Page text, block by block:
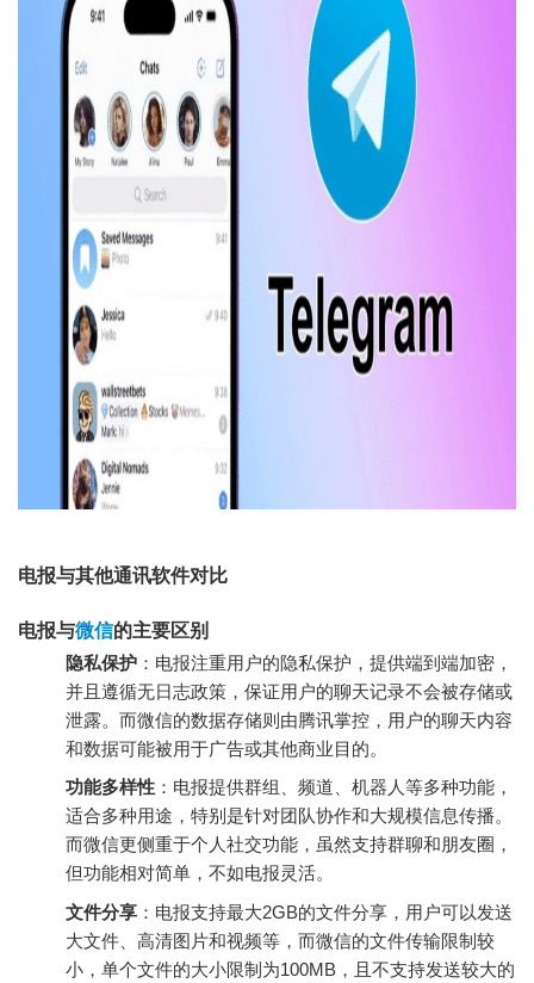
电报与其他通讯软件对比
电报与微信的主要区别
隐私保护 ：电报注重用户的隐私保护，提供端到端加密，
并且遵循无日志政策，保证用户的聊天记录不会被存储或
泄露。而微信的数据存储则由腾讯掌控，用户的聊天内容
和数据可能被用于广告或其他商业目的。
功能多样性 ：电报提供群组、频道、机器人等多种功能，
适合多种用途，特别是针对团队协作和大规模信息传播。
而微信更侧重于个人社交功能，虽然支持群聊和朋友圈，
但功能相对简单，不如电报灵活。
文件分享 ：电报支持最大2GB的文件分享，用户可以发送
大文件、高清图片和视频等，而微信的文件传输限制较
小，单个文件的大小限制为100MB，且不支持发送较大的